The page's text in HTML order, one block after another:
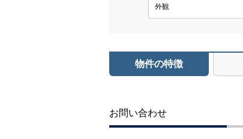
外観
物件の特徴
お問い合わせ